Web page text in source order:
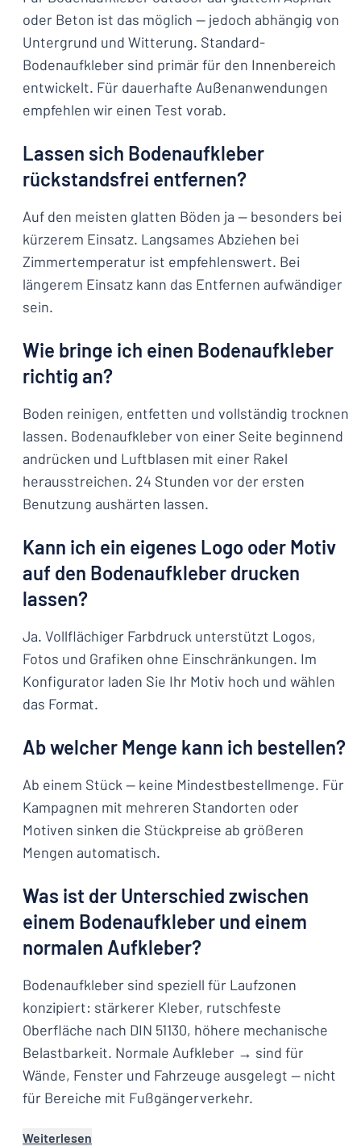
oder Beton ist das möglich — jedoch abhängig von
Untergrund und Witterung. Standard-
Bodenaufkleber sind primär für den Innenbereich
entwickelt. Für dauerhafte Außenanwendungen
empfehlen wir einen Test vorab.
Lassen sich Bodenaufkleber
rückstandsfrei entfernen?
Auf den meisten glatten Böden ja — besonders bei
kürzerem Einsatz. Langsames Abziehen bei
Zimmertemperatur ist empfehlenswert. Bei
längerem Einsatz kann das Entfernen aufwändiger
sein.
Wie bringe ich einen Bodenaufkleber
richtig an?
Boden reinigen, entfetten und vollständig trocknen
lassen. Bodenaufkleber von einer Seite beginnend
andrücken und Luftblasen mit einer Rakel
herausstreichen. 24 Stunden vor der ersten
Benutzung aushärten lassen.
Kann ich ein eigenes Logo oder Motiv
auf den Bodenaufkleber drucken
lassen?
Ja. Vollflächiger Farbdruck unterstützt Logos,
Fotos und Grafiken ohne Einschränkungen. Im
Konfigurator laden Sie Ihr Motiv hoch und wählen
das Format.
Ab welcher Menge kann ich bestellen?
Ab einem Stück — keine Mindestbestellmenge. Für
Kampagnen mit mehreren Standorten oder
Motiven sinken die Stückpreise ab größeren
Mengen automatisch.
Was ist der Unterschied zwischen
einem Bodenaufkleber und einem
normalen Aufkleber?
Bodenaufkleber sind speziell für Laufzonen
konzipiert: stärkerer Kleber, rutschfeste
Oberfläche nach DIN 51130, höhere mechanische
Belastbarkeit. Normale Aufkleber → sind für
Wände, Fenster und Fahrzeuge ausgelegt — nicht
für Bereiche mit Fußgängerverkehr.
Weiterlesen